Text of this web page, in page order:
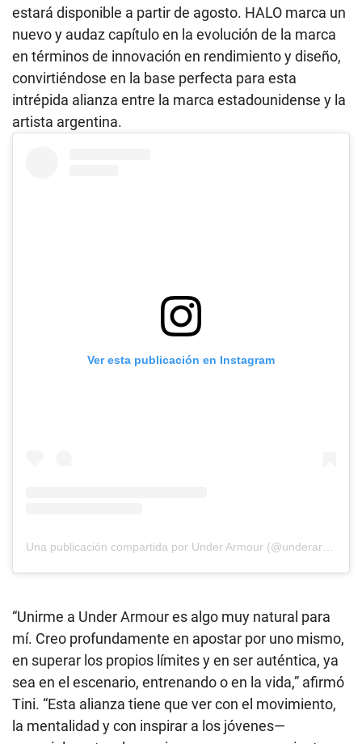
estará disponible a partir de agosto. HALO marca un
nuevo y audaz capítulo en la evolución de la marca
en términos de innovación en rendimiento y diseño,
convirtiéndose en la base perfecta para esta
intrépida alianza entre la marca estadounidense y la
artista argentina.
Ver esta publicación en Instagram
“Unirme a Under Armour es algo muy natural para
mí. Creo profundamente en apostar por uno mismo,
en superar los propios límites y en ser auténtica, ya
sea en el escenario, entrenando o en la vida,” afirmó
Tini. “Esta alianza tiene que ver con el movimiento,
la mentalidad y con inspirar a los jóvenes—